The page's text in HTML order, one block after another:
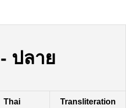
- ปลาย
Thai Transliteration